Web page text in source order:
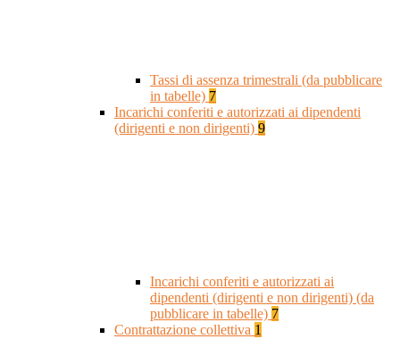
Tassi di assenza trimestrali (da pubblicare
in tabelle) 7
Incarichi conferiti e autorizzati ai dipendenti
(dirigenti e non dirigenti) 9
Incarichi conferiti e autorizzati ai
dipendenti (dirigenti e non dirigenti) (da
pubblicare in tabelle) 7
Contrattazione collettiva 1